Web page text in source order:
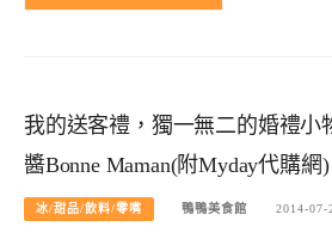
我的送客禮，獨一無二的婚禮小
醬Bonne Maman(附Myday代購網)
冰/甜品/飲料/零嘴 鴨鴨美食館 2014-07-